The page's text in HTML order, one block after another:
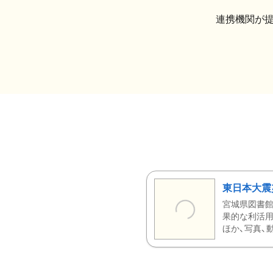
連携機関が
東日本大
宮城県図書
果的な利活
ほか、写真、